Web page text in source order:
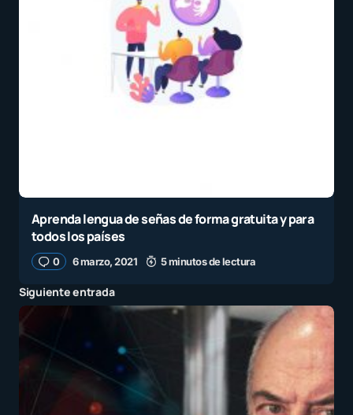
Aprenda lengua de señas de forma gratuita y para
todos los países
0 6 marzo, 2021 5 minutos de lectura
Siguiente entrada